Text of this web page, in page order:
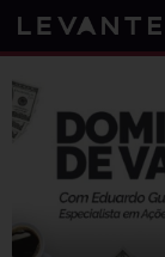
Skip
to
content